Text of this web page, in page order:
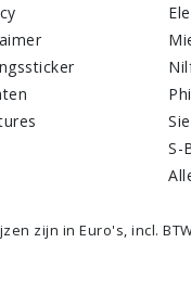
S-
zijn in Euro's, incl.